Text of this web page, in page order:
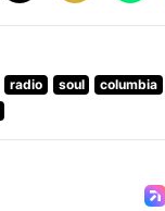
radio soul
columbia